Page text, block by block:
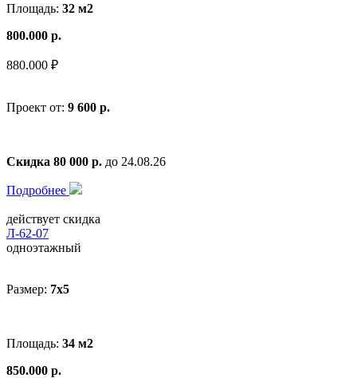
Площадь: 32 м2
800.000 р.
880.000 ₽
Проект от: 9 600 р.
Скидка 80 000 р. до 24.08.26
Подробнее
действует скидка
Л-62-07
одноэтажный
Размер: 7x5
Площадь: 34 м2
850.000 р.